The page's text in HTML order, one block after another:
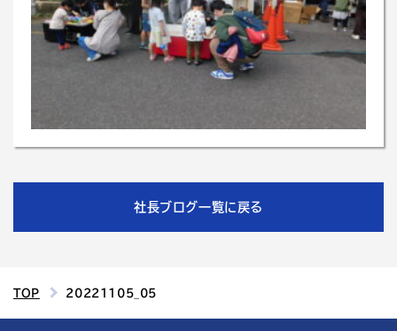
社長ブログ一覧に戻る
TOP 20221105_05